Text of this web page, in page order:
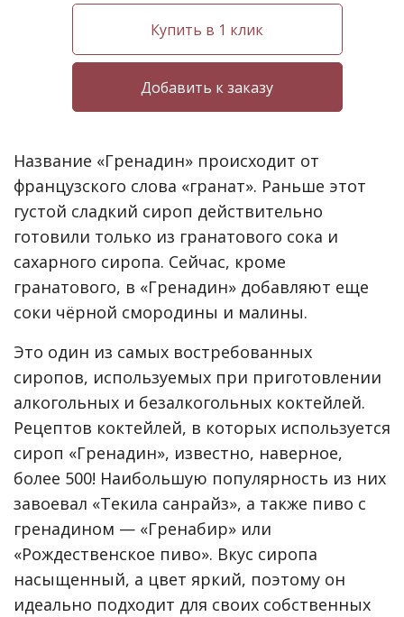
Купить в 1 клик
Название «Гренадин» происходит от
французского слова «гранат». Раньше этот
густой сладкий сироп действительно
готовили только из гранатового сока и
сахарного сиропа. Сейчас, кроме
гранатового, в «Гренадин» добавляют еще
соки чёрной смородины и малины.
Это один из самых востребованных
сиропов, используемых при приготовлении
алкогольных и безалкогольных коктейлей.
Рецептов коктейлей, в которых используется
сироп «Гренадин», известно, наверное,
более 500! Наибольшую популярность из них
завоевал «Текила санрайз», а также пиво с
гренадином — «Гренабир» или
«Рождественское пиво». Вкус сиропа
насыщенный, а цвет яркий, поэтому он
идеально подходит для своих собственных